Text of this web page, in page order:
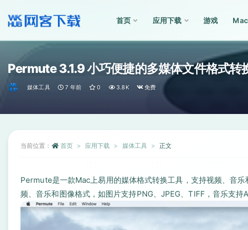
首页 应用下载 游戏
Permute 3.1.9 小巧便捷的多媒体文件格式转
媒体工具 7 年前 0 3.8K 免费
当前位置： 首页 应用下载 媒体工具 正文
Permute是一款Mac上易用的媒体格式转换工具，支持视频、音
频、音乐和图像格式，如图片支持PNG、JPEG、TIFF，音乐支